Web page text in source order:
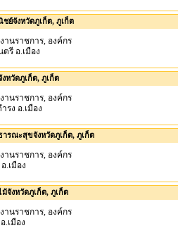
ย์จังหวัดภูเก็ต, ภูเก็ต
านราชการ, องค์กร
รี อ.เมือง
หวัดภูเก็ต, ภูเก็ต
านราชการ, องค์กร
รง อ.เมือง
รณะสุขจังหวัดภูเก็ต, ภูเก็ต
านราชการ, องค์กร
.เมือง
จังหวัดภูเก็ต, ภูเก็ต
านราชการ, องค์กร
.เมือง